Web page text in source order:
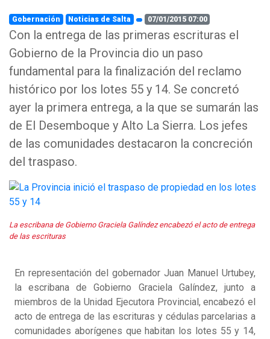
Gobernación Noticias de Salta 07/01/2015 07:00
Con la entrega de las primeras escrituras el
Gobierno de la Provincia dio un paso
fundamental para la finalización del reclamo
histórico por los lotes 55 y 14. Se concretó
ayer la primera entrega, a la que se sumarán las
de El Desemboque y Alto La Sierra. Los jefes
de las comunidades destacaron la concreción
del traspaso.
La escribana de Gobierno Graciela Galíndez encabezó el acto de entrega
de las escrituras
En representación del gobernador Juan Manuel Urtubey,
la escribana de Gobierno Graciela Galíndez, junto a
miembros de la Unidad Ejecutora Provincial, encabezó el
acto de entrega de las escrituras y cédulas parcelarias a
comunidades aborígenes que habitan los lotes 55 y 14,